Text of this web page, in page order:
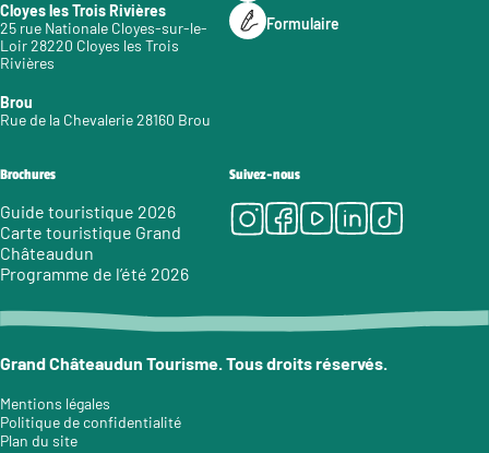
Cloyes les Trois Rivières
25 rue Nationale Cloyes-sur-le-
Loir 28220 Cloyes les Trois
Rivières
Brou
Rue de la Chevalerie 28160 Brou
Formulaire
Brochures
Guide touristique 2026
Carte touristique Grand
Châteaudun
Programme de l’été 2026
Suivez-nous
Instagram
Facebook
Youtube
LinkedIn
Tiktok
Grand Châteaudun Tourisme. Tous droits réservés.
Mentions légales
Politique de confidentialité
Plan du site